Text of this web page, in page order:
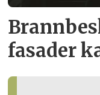
fasader